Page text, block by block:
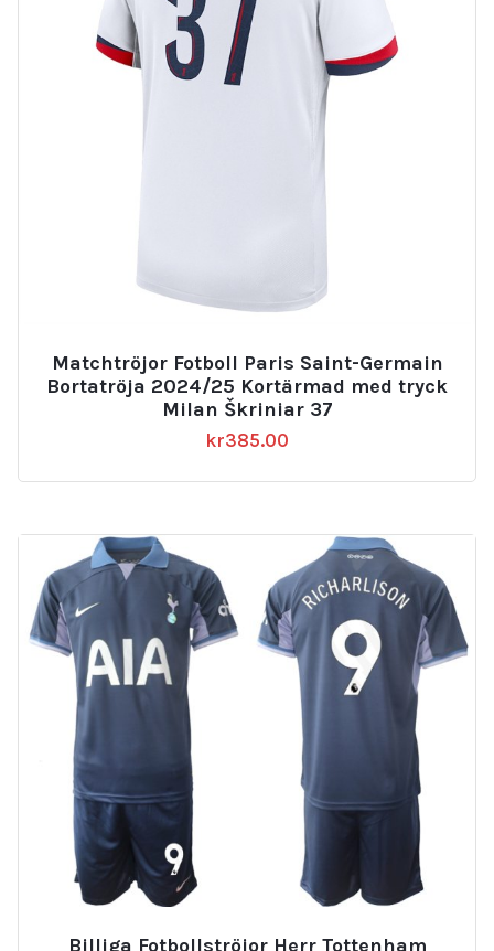
Matchtröjor Fotboll Paris Saint-Germain
Bortatröja 2024/25 Kortärmad med tryck
Milan Škriniar 37
kr385.00
Billiga Fotbollströjor Herr Tottenham